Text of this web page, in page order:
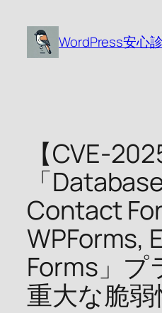
WordPress安心
【CVE-
「
Contact
WPForms,
Forms」プ
重大な脆弱